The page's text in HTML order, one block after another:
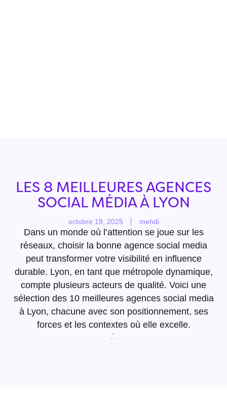
LES 8 MEILLEURES AGENCES
SOCIAL MÉDIA À LYON
octobre 18, 2025 mehdi
Dans un monde où l’attention se joue sur les
réseaux, choisir la bonne agence social media
peut transformer votre visibilité en influence
durable. Lyon, en tant que métropole dynamique,
compte plusieurs acteurs de qualité. Voici une
sélection des 10 meilleures agences social media
à Lyon, chacune avec son positionnement, ses
forces et les contextes où elle excelle.